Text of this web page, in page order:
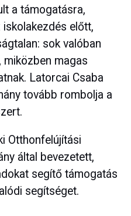
a támogatásra,
előtt,
sok valóban
magas
Latorcai Csaba
tovább rombolja a
Otthonfelújítási
által bevezetett,
segítő támogatás
segítséget.